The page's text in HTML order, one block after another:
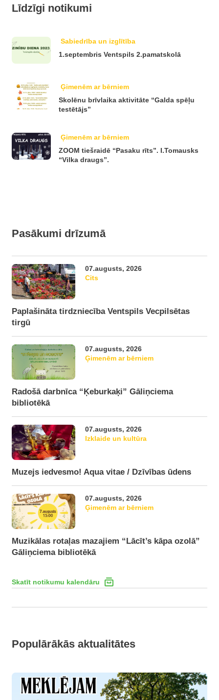
Līdzīgi notikumi
Sabiedrība un izglītība
1.septembris Ventspils 2.pamatskolā
Ģimenēm ar bērniem
Skolēnu brīvlaika aktivitāte “Galda spēļu
testētājs”
Ģimenēm ar bērniem
ZOOM tiešraidē “Pasaku rīts”. I.Tomausks
“Vilka draugs”.
Pasākumi drīzumā
07.augusts, 2026
Cits
Paplašināta tirdzniecība Ventspils Vecpilsētas
tirgū
07.augusts, 2026
Ģimenēm ar bērniem
Radošā darbnīca “Ķeburkaķi” Gāliņciema
bibliotēkā
07.augusts, 2026
Izklaide un kultūra
Muzejs iedvesmo! Aqua vitae / Dzīvības ūdens
07.augusts, 2026
Ģimenēm ar bērniem
Muzikālas rotaļas mazajiem “Lācīt’s kāpa ozolā”
Gāliņciema bibliotēkā
Skatīt notikumu kalendāru
Populārākās aktualitātes